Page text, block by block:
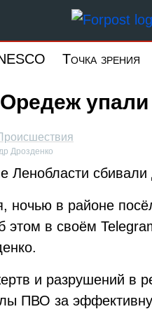
Точка зрения
Дрозденко
Ленобласти сбивали
ночью в районе
этом в своём
и разрушений в
ПВО за